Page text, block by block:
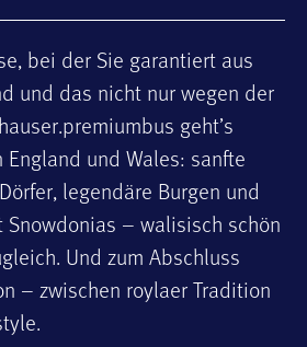
bei der Sie garantiert aus
und das nicht nur wegen der
geht’s
und Wales: sanfte
legendäre Burgen und
– walisisch schön
Und zum Abschluss
– zwischen roylaer Tradition